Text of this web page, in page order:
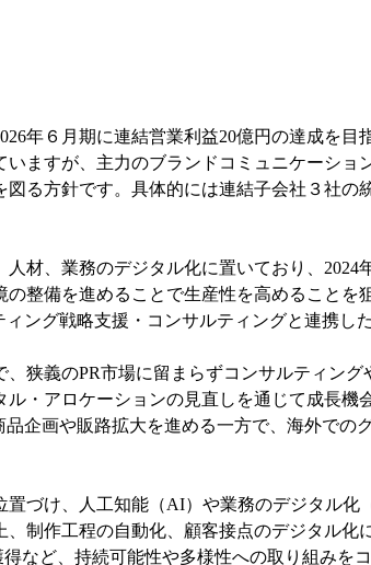
年６月期に連結営業利益20億円の達成を
いますが、主力のブランドコミュニケーシ
る方針です。具体的には連結子会社３社
材、業務のデジタル化に置いており、
整備を進めることで生産性を高めること
ング戦略支援・コンサルティングと連携し
、狭義のPR市場に留まらずコンサルティン
ル・アロケーションの見直しを通じて成長
企画や販路拡大を進める一方で、海外で
置づけ、人工知能（AI）や業務のデジタル
制作工程の自動化、顧客接点のデジタル
など、持続可能性や多様性への取り組み